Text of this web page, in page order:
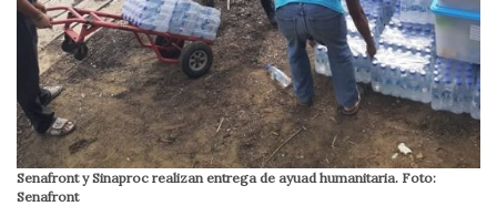
Senafront y Sinaproc realizan entrega de ayuad humanitaria. Foto:
Senafront